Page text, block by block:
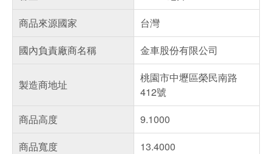
商品來源國家
台灣
國內負責廠商名稱
金車股份有限公司
製造商地址
桃園市中壢區榮民南路
412號
商品高度
9.1000
商品寬度
13.4000